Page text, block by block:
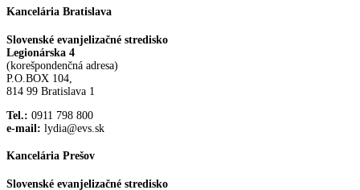
Kancelária Bratislava
Slovenské evanjelizačné stredisko
Legionárska 4
(korešpondenčná adresa)
P.O.BOX 104,
814 99 Bratislava 1
Tel.: 0911 798 800
e-mail: lydia@evs.sk
Kancelária Prešov
Slovenské evanjelizačné stredisko